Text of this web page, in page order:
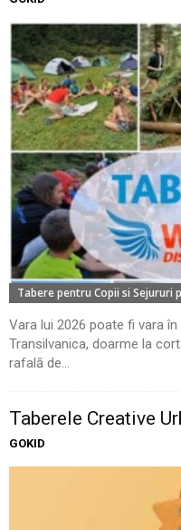
Tabere pentru Copii si Sejururi
Vara lui 2026 poate fi vara
Transilvanica, doarme la
rafală de...
Taberele Creative
GOKID